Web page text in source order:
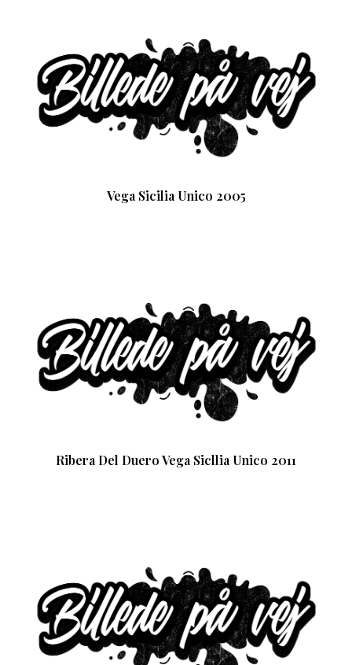
Vega Sicilia Unico 2005
Ribera Del Duero Vega Sicllia Unico 2011